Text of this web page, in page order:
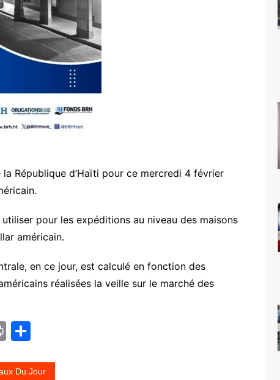
République d’Haïti pour ce mercredi 4 février
pour les expéditions au niveau des maisons
américain.
en ce jour, est calculé en fonction des
réalisées la veille sur le marché des
Pr
t
ta
Du Jour